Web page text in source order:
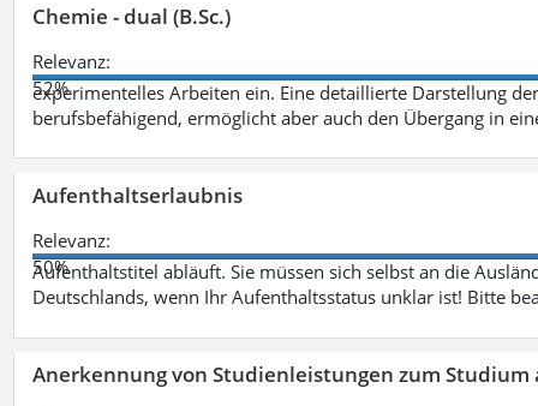
Chemie - dual (B.Sc.)
Relevanz:
52%
experimentelles Arbeiten ein. Eine detaillierte Darstellung
berufsbefähigend, ermöglicht aber auch den Übergang in
Aufenthaltserlaubnis
Relevanz:
50%
Aufenthaltstitel abläuft. Sie müssen sich selbst an die
Deutschlands, wenn Ihr Aufenthaltsstatus unklar ist! Bitte
Anerkennung von Studienleistungen zum Studium